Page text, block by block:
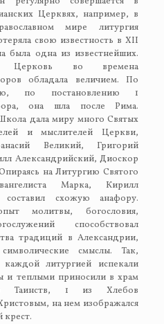
Церквях, например, в
мире литургия
свою известность в XII
была одна из известнейших.
Церковь во времена
обладала величием. По
по постановлению 1
она шла после Рима.
дала миру много Святых
и мыслителей Церкви,
Великий, Григорий
Александрийский, Диоскор
на Литургию Святого
Марка, Кирилл
составил схожую анафору.
молитвы, богословия,
способствовал
традиций в Александрии,
смыслы. Так,
литургией испекали
и теплыми приносили в храм
Таинств, 1 из Хлебов
на нем изображался